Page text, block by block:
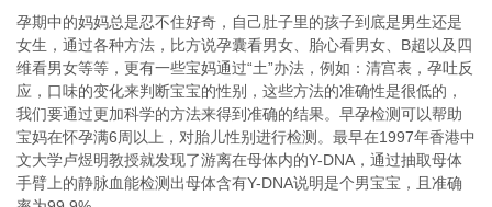
孕期中的妈妈总是忍不住好奇，自己肚子里的孩子到底是男生还是
女生，通过各种方法，比方说孕囊看男女、胎心看男女、B超以及四
维看男女等等，更有一些宝妈通过“土”办法，例如：清宫表，孕吐反
应，口味的变化来判断宝宝的性别，这些方法的准确性是很低的，
我们要通过更加科学的方法来得到准确的结果。早孕检测可以帮助
宝妈在怀孕满6周以上，对胎儿性别进行检测。最早在1997年香港中
文大学卢煜明教授就发现了游离在母体内的Y-DNA，通过抽取母体
手臂上的静脉血能检测出母体含有Y-DNA说明是个男宝宝，且准确